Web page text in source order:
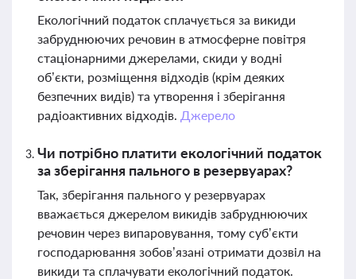
Екологічний податок сплачується за викиди
забруднюючих речовин в атмосферне повітря
стаціонарними джерелами, скиди у водні
об’єкти, розміщення відходів (крім деяких
безпечних видів) та утворення і зберігання
радіоактивних відходів. Джерело
Чи потрібно платити екологічний податок
за зберігання пального в резервуарах?
Так, зберігання пального у резервуарах
вважається джерелом викидів забруднюючих
речовин через випаровування, тому суб’єкти
господарювання зобов’язані отримати дозвіл на
викиди та сплачувати екологічний податок.